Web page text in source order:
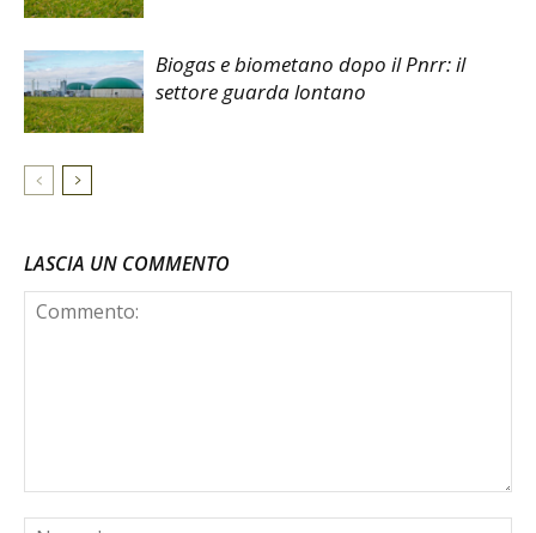
Biogas e biometano dopo il Pnrr: il
settore guarda lontano
LASCIA UN COMMENTO